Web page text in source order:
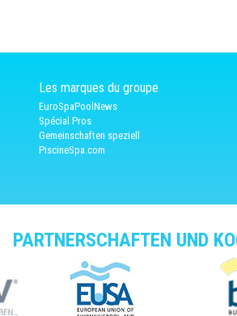
Les marques du groupe
EuroSpaPoolNews
Spécial Pros
Gemeinschaften speziell
PiscineSpa.com
PARTNERSCHAFTEN UND